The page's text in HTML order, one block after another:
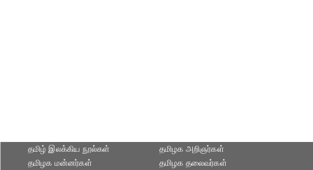
தமிழ் இலக்கிய நூல்கள்
தமிழக மன்னர்கள்
தமிழக அறிஞர்கள்
தமிழக தலைவர்கள்